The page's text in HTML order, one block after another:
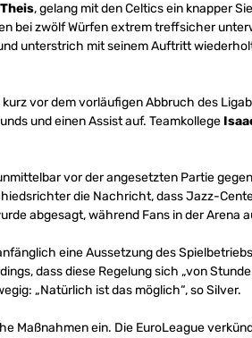
, gelang mit den Celtics ein knapper
bei zwölf Würfen extrem treffsicher
unterstrich mit seinem Auftritt
vor dem vorläufigen Abbruch des
und einen Assist auf. Teamkollege
vor der angesetzten Partie
die Nachricht, dass Jazz-
abgesagt, während Fans in der Arena
eine Aussetzung des
dass diese Regelung sich „von
„Natürlich ist das möglich“, so Silver.
Maßnahmen ein. Die EuroLeague